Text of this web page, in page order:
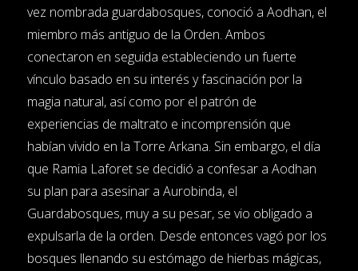
vez nombrada guardabosques, conoció a Aodhan, el
miembro más antiguo de la Orden. Ambos
conectaron en seguida estableciendo un fuerte
vínculo basado en su interés y fascinación por la
magia natural, así como por el patrón de
experiencias de maltrato e incomprensión que
habían vivido en la Torre Arkana. Sin embargo, el día
que Ramia Laforet se decidió a confesar a Aodhan
su plan para asesinar a Aurobinda, el
Guardabosques, muy a su pesar, se vio obligado a
expulsarla de la orden. Desde entonces vagó por los
bosques llenando su estómago de hierbas mágicas,